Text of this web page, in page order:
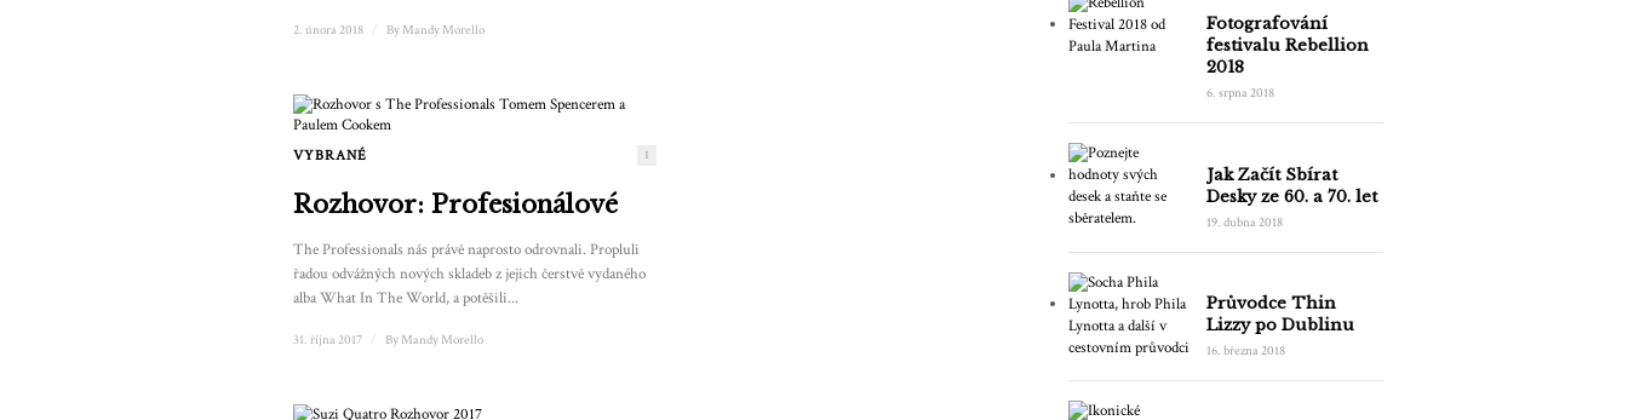
2. února 2018 By Mandy Morello
VYBRANÉ 1
Rozhovor: Profesionálové
The Professionals nás právě naprosto odrovnali. Propluli
řadou odvážných nových skladeb z jejich čerstvě vydaného
alba What In The World, a potěšili...
31. října 2017 By Mandy Morello
Fotografování
festivalu Rebellion
2018
6. srpna 2018
Jak Začít Sbírat
Desky ze 60. a 70. let
19. dubna 2018
Průvodce Thin
Lizzy po Dublinu
16. března 2018